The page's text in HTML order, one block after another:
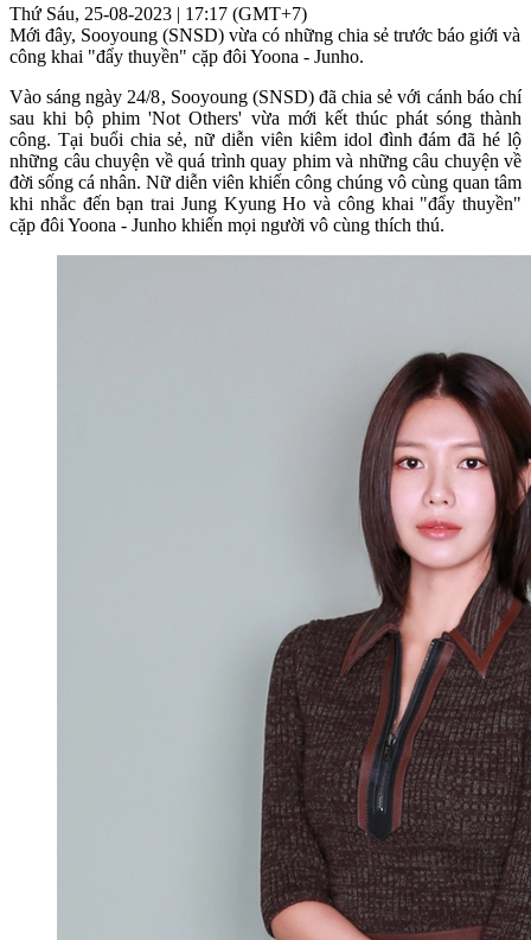
Thứ Sáu, 25-08-2023 | 17:17 (GMT+7)
Mới đây, Sooyoung (SNSD) vừa có những chia sẻ trước báo giới và
công khai "đẩy thuyền" cặp đôi Yoona - Junho.
Vào sáng ngày 24/8, Sooyoung (SNSD) đã chia sẻ với cánh báo chí
sau khi bộ phim 'Not Others' vừa mới kết thúc phát sóng thành
công. Tại buổi chia sẻ, nữ diễn viên kiêm idol đình đám đã hé lộ
những câu chuyện về quá trình quay phim và những câu chuyện về
đời sống cá nhân. Nữ diễn viên khiến công chúng vô cùng quan tâm
khi nhắc đến bạn trai Jung Kyung Ho và công khai "đẩy thuyền"
cặp đôi Yoona - Junho khiến mọi người vô cùng thích thú.